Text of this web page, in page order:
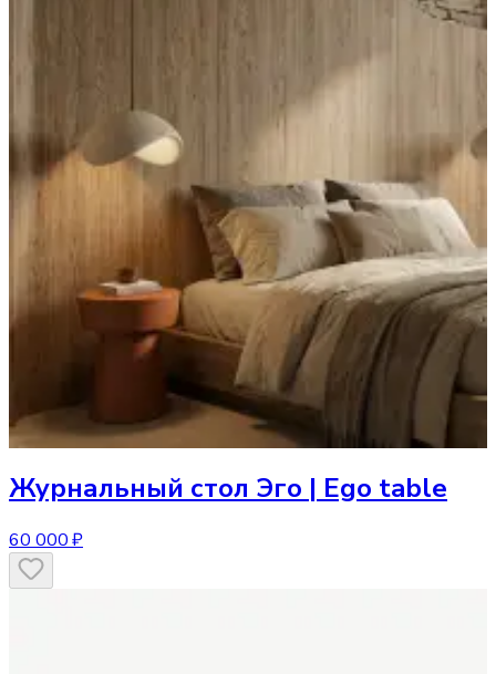
Журнальный стол Эго | Ego table
60 000 ₽